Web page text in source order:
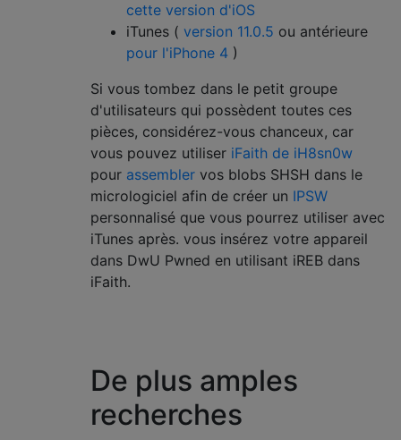
cette version d'iOS
iTunes ( version 11.0.5 ou antérieure
pour l'iPhone 4 )
Si vous tombez dans le petit groupe
d'utilisateurs qui possèdent toutes ces
pièces, considérez-vous chanceux, car
vous pouvez utiliser iFaith de iH8sn0w
pour assembler vos blobs SHSH dans le
micrologiciel afin de créer un IPSW
personnalisé que vous pourrez utiliser avec
iTunes après. vous insérez votre appareil
dans DwU Pwned en utilisant iREB ​​dans
iFaith.
De plus amples
recherches